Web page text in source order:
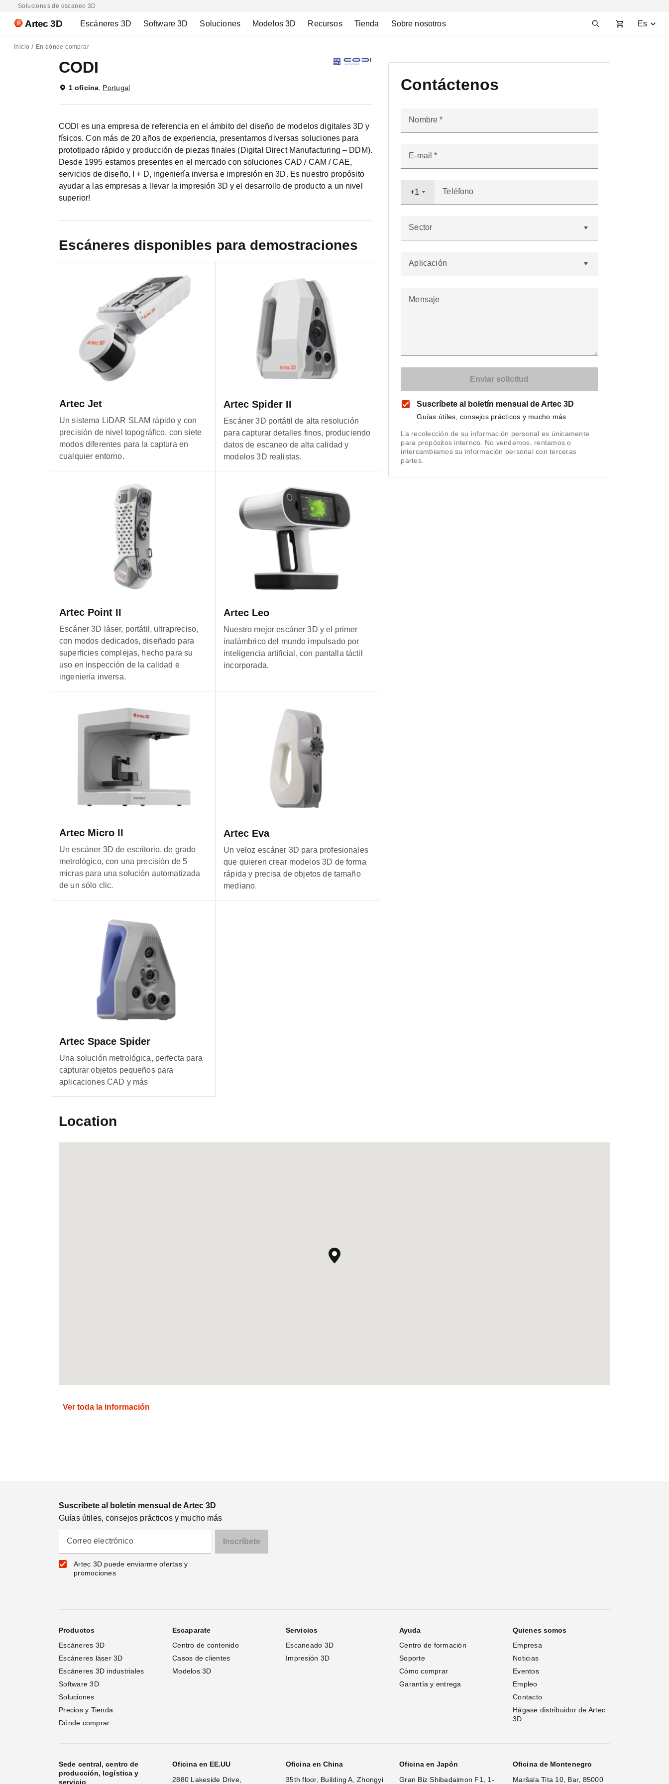
Soluciones de escaneo 3D
Artec 3D Escáneres 3D Software 3D Soluciones Modelos 3D Recursos Tienda Sobre nosotros Es
Inicio En dónde comprar
CODI
1 oficina, Portugal Contáctenos
Nombre
E-mail
Teléfono
+1
Sector
Aplicación
Mensaje
Suscríbete al boletín mensual de Artec 3D
Guías útiles, consejos prácticos y mucho más
La recolección de su información personal es únicamente
para propósitos internos. No vendemos, rentamos o
intercambiamos su información personal con terceras
partes.
CODI es una empresa de referencia en el ámbito del diseño de modelos digitales 3D y
físicos. Con más de 20 años de experiencia, presentamos diversas soluciones para
prototipado rápido y producción de piezas finales (Digital Direct Manufacturing – DDM).
Desde 1995 estamos presentes en el mercado con soluciones CAD / CAM / CAE,
servicios de diseño, I + D, ingeniería inversa e impresión en 3D. Es nuestro propósito
ayudar a las empresas a llevar la impresión 3D y el desarrollo de producto a un nivel
superior!
Escáneres disponibles para demostraciones
Artec Jet
Un sistema LiDAR SLAM rápido y con
precisión de nivel topográfico, con siete
modos diferentes para la captura en
cualquier entorno.
Artec Spider II
Escáner 3D portátil de alta resolución
para capturar detalles finos, produciendo
datos de escaneo de alta calidad y
modelos 3D realistas.
Artec Point II
Escáner 3D láser, portátil, ultrapreciso,
con modos dedicados, diseñado para
superficies complejas, hecho para su
uso en inspección de la calidad e
ingeniería inversa.
Artec Leo
Nuestro mejor escáner 3D y el primer
inalámbrico del mundo impulsado por
inteligencia artificial, con pantalla táctil
incorporada.
Artec Micro II
Un escáner 3D de escritorio, de grado
metrológico, con una precisión de 5
micras para una solución automatizada
de un sólo clic.
Artec Eva
Un veloz escáner 3D para profesionales
que quieren crear modelos 3D de forma
rápida y precisa de objetos de tamaño
mediano.
Artec Space Spider
Una solución metrológica, perfecta para
capturar objetos pequeños para
aplicaciones CAD y más
Location
Ver toda la información
Suscríbete al boletín mensual de Artec 3D
Guías útiles, consejos prácticos y mucho más
Correo electrónico
Artec 3D puede enviarme ofertas y
promociones
Productos
Escáneres 3D
Escáneres láser 3D
Escáneres 3D industriales
Software 3D
Soluciones
Precios y Tienda
Dónde comprar
Escaparate
Centro de contenido
Casos de clientes
Modelos 3D
Servicios
Escaneado 3D
Impresión 3D
Ayuda
Centro de formación
Soporte
Cómo comprar
Garantía y entrega
Quienes somos
Empresa
Noticias
Eventos
Empleo
Contacto
Hágase distribuidor de Artec
3D
Sede central, centro de
producción, logística y
servicio
Oficina en EE.UU
2880 Lakeside Drive,
Oficina en China
35th floor, Building A, Zhongyi
Oficina en Japón
Gran Biz Shibadaimon F1, 1-
Oficina de Montenegro
Maršala Tita 10, Bar, 85000